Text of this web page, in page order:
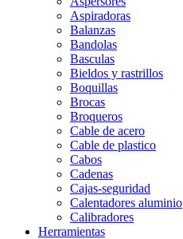
Aspiradoras
Balanzas
Bandolas
Basculas
Bieldos y rastrillos
Boquillas
Brocas
Broqueros
Cable de acero
Cable de plastico
Cabos
Cadenas
Cajas-seguridad
Calentadores aluminio
Calibradores
Herramientas